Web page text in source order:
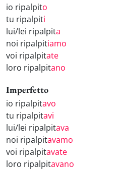
io ripalpito
tu ripalpiti
lui/lei ripalpita
noi ripalpitiamo
voi ripalpitate
loro ripalpitano
Imperfetto
io ripalpitavo
tu ripalpitavi
lui/lei ripalpitava
noi ripalpitavamo
voi ripalpitavate
loro ripalpitavano